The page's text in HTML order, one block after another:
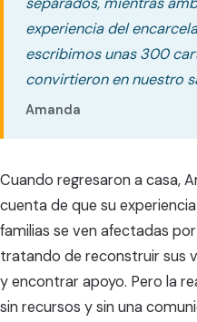
experiencia del
escribimos unas 300
convirtieron en nuestro
Amanda
Cuando regresaron a casa,
cuenta de que su
familias se ven afectadas
tratando de reconstruir sus
y encontrar apoyo. Pero la
sin recursos y sin una